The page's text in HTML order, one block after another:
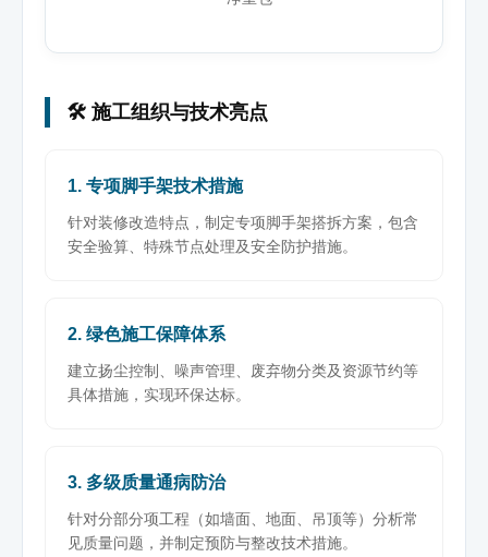
🛠️ 施工组织与技术亮点
1. 专项脚手架技术措施
针对装修改造特点，制定专项脚手架搭拆方案，包含
安全验算、特殊节点处理及安全防护措施。
2. 绿色施工保障体系
建立扬尘控制、噪声管理、废弃物分类及资源节约等
具体措施，实现环保达标。
3. 多级质量通病防治
针对分部分项工程（如墙面、地面、吊顶等）分析常
见质量问题，并制定预防与整改技术措施。